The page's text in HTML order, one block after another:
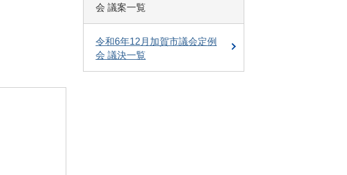
会 議案一覧
令和6年12月加賀市議会定例
会 議決一覧